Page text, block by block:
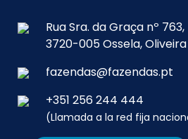
Rua Sra. da Graça nº 763,
3720-005 Ossela,
fazendas@fazendas.pt
+351 256 244 444
(Llamada a la red fija